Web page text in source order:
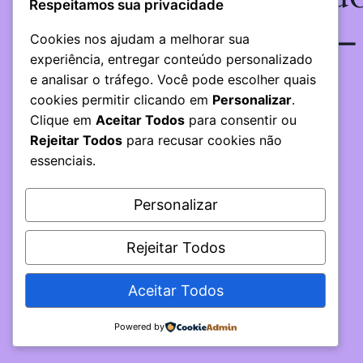
em algo incrível —
volte em breve!
Respeitamos sua privacidade
Cookies nos ajudam a melhorar sua
experiência, entregar conteúdo personalizado
e analisar o tráfego. Você pode escolher quais
cookies permitir clicando em Personalizar.
Clique em Aceitar Todos para consentir ou
Rejeitar Todos para recusar cookies não
essenciais.
Personalizar
Rejeitar Todos
Aceitar Todos
Powered by